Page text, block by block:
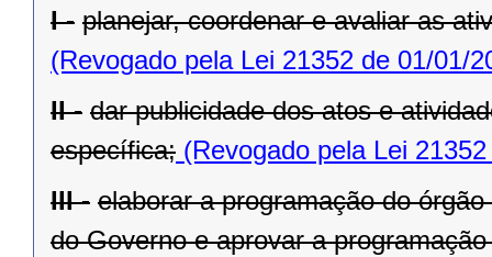
I - planejar, coordenar e avaliar as
(Revogado pela Lei 21352 de 01/01/
II - dar publicidade dos atos e
específica; (Revogado pela Lei
III - elaborar a programação do
do Governo e aprovar a